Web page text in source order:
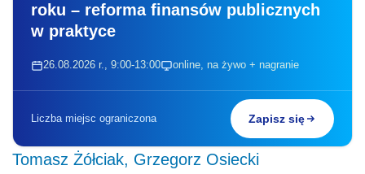
roku – reforma finansów publicznych
w praktyce
26.08.2026 r., 9:00-13:00 online, na żywo + nagranie
Liczba miejsc ograniczona Zapisz się
Tomasz Żółciak, Grzegorz Osiecki